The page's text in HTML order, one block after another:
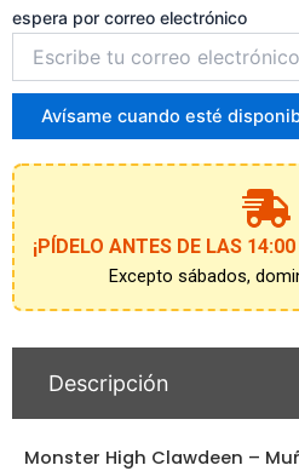
espera por correo electrónico
correo
para
unirte
a
la
lista
de
espera
Avísame cuando esté
¡PÍDELO ANTES DE LAS
Excepto sábados,
Descripción
Monster High Clawdeen –